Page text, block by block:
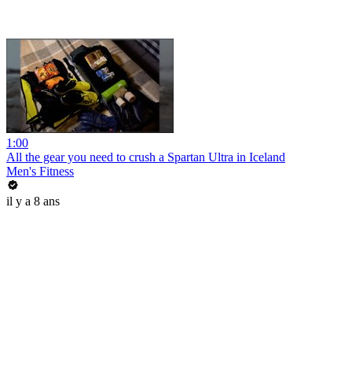
1:00
All the gear you need to crush a Spartan Ultra in Iceland
Men's Fitness
il y a 8 ans